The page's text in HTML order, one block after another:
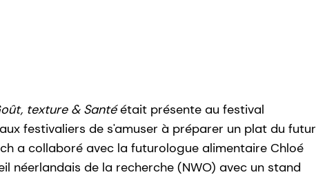
texture & Santéétait présente au festival
festivaliers de s'amuser à préparer un plat du futur
a collaboré avec la futurologue alimentaire Chloé
néerlandais de la recherche (NWO) avec un stand